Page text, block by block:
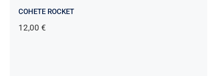
COHETE ROCKET
12,00 €